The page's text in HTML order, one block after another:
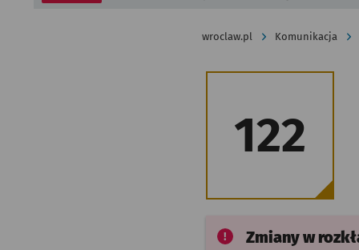
wroclaw.pl Komunikacja
122
Zmiany w